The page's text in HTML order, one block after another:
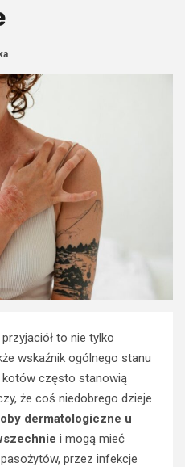
to nie tylko
wskaźnik ogólnego stanu
kotów często stanowią
że coś niedobrego dzieje
dermatologiczne u
i mogą mieć
przez infekcje